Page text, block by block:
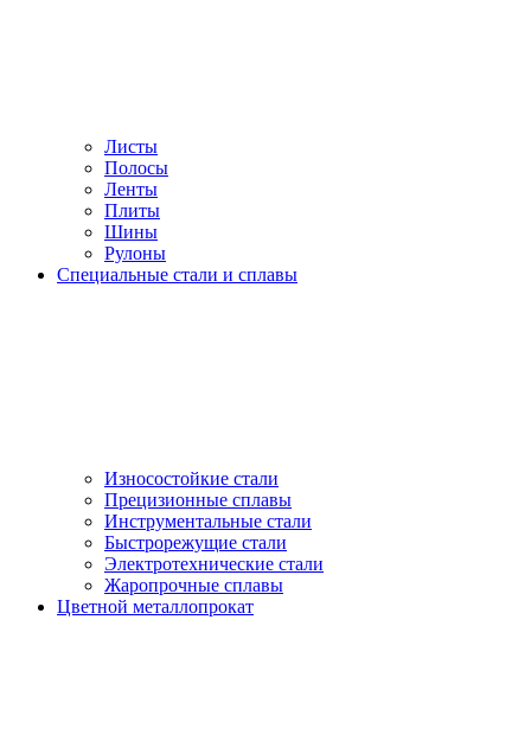
Листы
Полосы
Ленты
Плиты
Шины
Рулоны
Специальные стали и сплавы
Износостойкие стали
Прецизионные сплавы
Инструментальные стали
Быстрорежущие стали
Электротехнические стали
Жаропрочные сплавы
Цветной металлопрокат